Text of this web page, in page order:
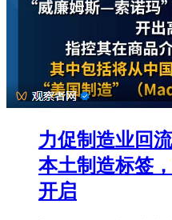
力促制造业回
本土制造标签
开启